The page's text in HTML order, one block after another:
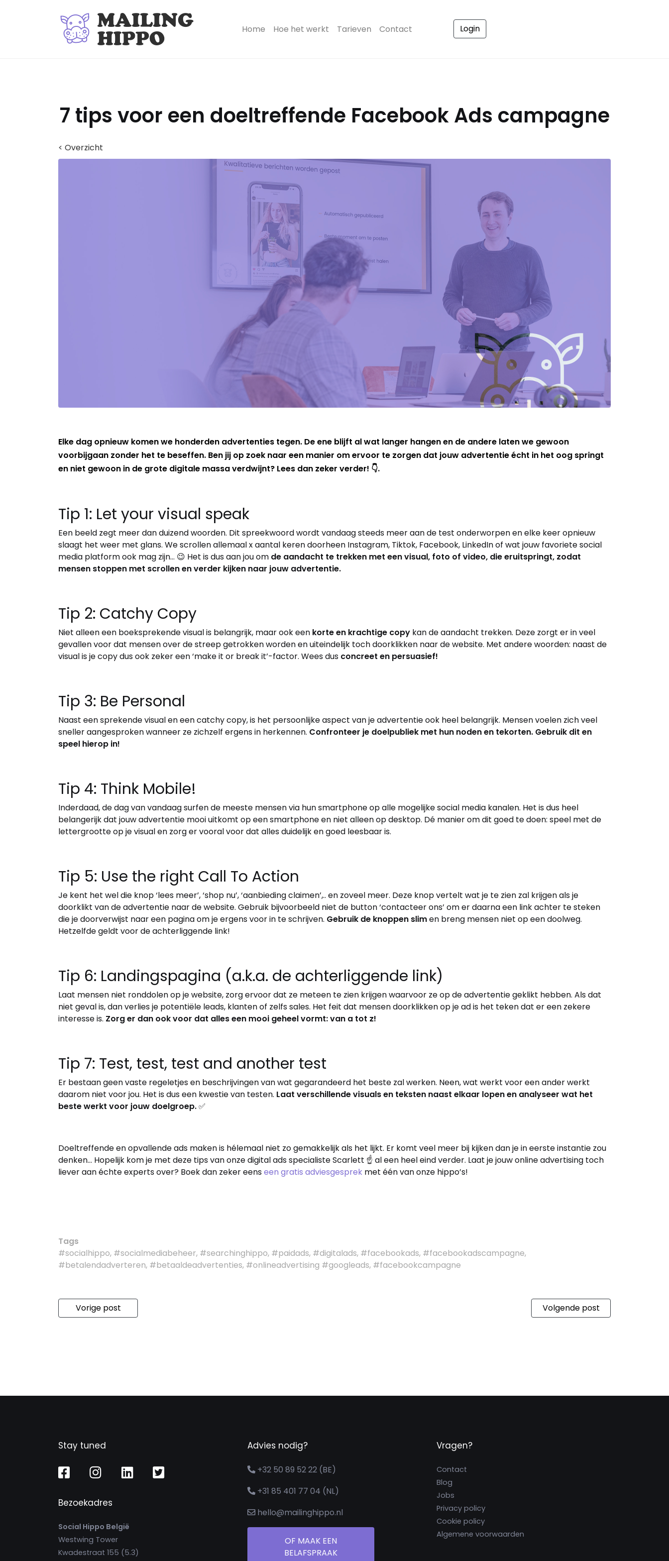
Home(current)
Hoe het werkt Tarieven Contact Login
7 tips voor een doeltreffende Facebook Ads campagne
< Overzicht
Elke dag opnieuw komen we honderden advertenties tegen. De ene blijft al wat langer hangen en de andere laten we gewoon
voorbijgaan zonder het te beseffen. Ben jij op zoek naar een manier om ervoor te zorgen dat jouw advertentie écht in het oog springt
en niet gewoon in de grote digitale massa verdwijnt? Lees dan zeker verder! 👇.
Tip 1: Let your visual speak
Een beeld zegt meer dan duizend woorden. Dit spreekwoord wordt vandaag steeds meer aan de test onderworpen en elke keer opnieuw
slaagt het weer met glans. We scrollen allemaal x aantal keren doorheen Instagram, Tiktok, Facebook, LinkedIn of wat jouw favoriete social
media platform ook mag zijn… 😉 Het is dus aan jou om de aandacht te trekken met een visual, foto of video, die eruitspringt, zodat
mensen stoppen met scrollen en verder kijken naar jouw advertentie.
Tip 2: Catchy Copy
Niet alleen een boeksprekende visual is belangrijk, maar ook een korte en krachtige copy kan de aandacht trekken. Deze zorgt er in veel
gevallen voor dat mensen over de streep getrokken worden en uiteindelijk toch doorklikken naar de website. Met andere woorden: naast de
visual is je copy dus ook zeker een ‘make it or break it’-factor. Wees dus concreet en persuasief!
Tip 3: Be Personal
Naast een sprekende visual en een catchy copy, is het persoonlijke aspect van je advertentie ook heel belangrijk. Mensen voelen zich veel
sneller aangesproken wanneer ze zichzelf ergens in herkennen. Confronteer je doelpubliek met hun noden en tekorten. Gebruik dit en
speel hierop in!
Tip 4: Think Mobile!
Inderdaad, de dag van vandaag surfen de meeste mensen via hun smartphone op alle mogelijke social media kanalen. Het is dus heel
belangerijk dat jouw advertentie mooi uitkomt op een smartphone en niet alleen op desktop. Dé manier om dit goed te doen: speel met de
lettergrootte op je visual en zorg er vooral voor dat alles duidelijk en goed leesbaar is.
Tip 5: Use the right Call To Action
Je kent het wel die knop ‘lees meer’, ‘shop nu’, ‘aanbieding claimen’,.. en zoveel meer. Deze knop vertelt wat je te zien zal krijgen als je
doorklikt van de advertentie naar de website. Gebruik bijvoorbeeld niet de button ‘contacteer ons’ om er daarna een link achter te steken
die je doorverwijst naar een pagina om je ergens voor in te schrijven. Gebruik de knoppen slimen breng mensen niet op een doolweg.
Hetzelfde geldt voor de achterliggende link!
Tip 6: Landingspagina (a.k.a. de achterliggende link)
Laat mensen niet ronddolen op je website, zorg ervoor dat ze meteen te zien krijgen waarvoor ze op de advertentie geklikt hebben. Als dat
niet geval is, dan verlies je potentiële leads, klanten of zelfs sales. Het feit dat mensen doorklikken op je ad is het teken dat er een zekere
interesse is. Zorg er dan ook voor dat alles een mooi geheel vormt: van a tot z!
Tip 7: Test, test, test and another test
Er bestaan geen vaste regeletjes en beschrijvingen van wat gegarandeerd het beste zal werken. Neen, wat werkt voor een ander werkt
daarom niet voor jou. Het is dus een kwestie van testen. Laat verschillende visuals en teksten naast elkaar lopen en analyseer wat het
beste werkt voor jouw doelgroep.✅
Doeltreffende en opvallende ads maken is hélemaal niet zo gemakkelijk als het lijkt. Er komt veel meer bij kijken dan je in eerste instantie zou
denken… Hopelijk kom je met deze tips van onze digital ads specialiste Scarlett ☝️ al een heel eind verder. Laat je jouw online advertising toch
liever aan échte experts over? Boek dan zeker eenseen gratis adviesgesprek met één van onze hippo’s!
Tags
#socialhippo, #socialmediabeheer, #searchinghippo, #paidads, #digitalads, #facebookads, #facebookadscampagne,
#betalendadverteren, #betaaldeadvertenties, #onlineadvertising #googleads, #facebookcampagne
Vorige post Volgende post
Stay tuned
Bezoekadres
Social Hippo België
Westwing Tower
Kwadestraat 155 (5.3)
Advies nodig?
+32 50 89 52 22 (BE)
+31 85 401 77 04 (NL)
hello@mailinghippo.nl
OF MAAK EEN
BELAFSPRAAK
Vragen?
Contact
Blog
Jobs
Privacy policy
Cookie policy
Algemene voorwaarden